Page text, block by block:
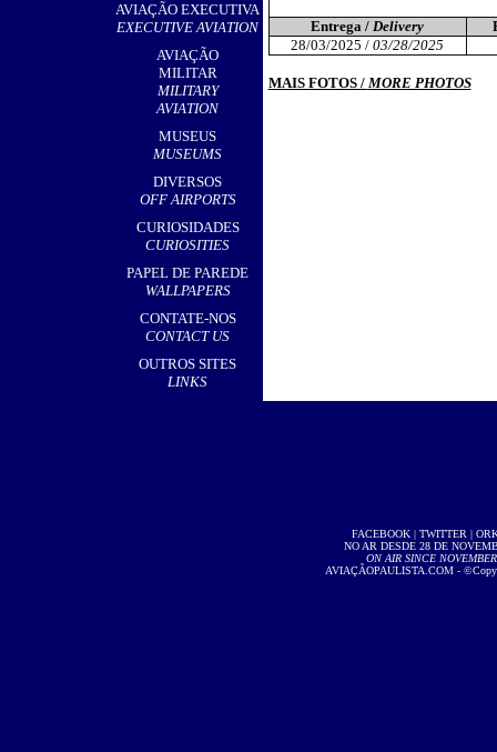
AVIAÇÃO EXECUTIVA
EXECUTIVE AVIATION
AVIAÇÃO
MILITAR
MILITARY
AVIATION
MUSEUS
MUSEUMS
DIVERSOS
OFF AIRPORTS
CURIOSIDADES
CURIOSITIES
PAPEL DE PAREDE
WALLPAPERS
CONTATE-NOS
CONTACT US
OUTROS SITES
LINKS
Entrega / Delivery
28/03/2025 / 03/28/2025
MAIS FOTOS / MORE PHOTOS
FACEBOOK| TWITTER |
NO AR DESDE 28 DE
ON AIR SINCE
AVIAÇÃOPAULISTA.COM -